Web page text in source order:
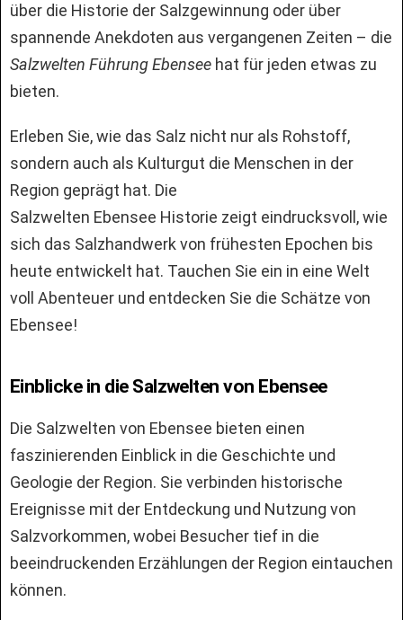
über die Historie der Salzgewinnung oder über
spannende Anekdoten aus vergangenen Zeiten – die
Salzwelten Führung Ebensee hat für jeden etwas zu
bieten.
Erleben Sie, wie das Salz nicht nur als Rohstoff,
sondern auch als Kulturgut die Menschen in der
Region geprägt hat. Die
Salzwelten Ebensee Historie zeigt eindrucksvoll, wie
sich das Salzhandwerk von frühesten Epochen bis
heute entwickelt hat. Tauchen Sie ein in eine Welt
voll Abenteuer und entdecken Sie die Schätze von
Ebensee!
Einblicke in die Salzwelten von Ebensee
Die Salzwelten von Ebensee bieten einen
faszinierenden Einblick in die Geschichte und
Geologie der Region. Sie verbinden historische
Ereignisse mit der Entdeckung und Nutzung von
Salzvorkommen, wobei Besucher tief in die
beeindruckenden Erzählungen der Region eintauchen
können.